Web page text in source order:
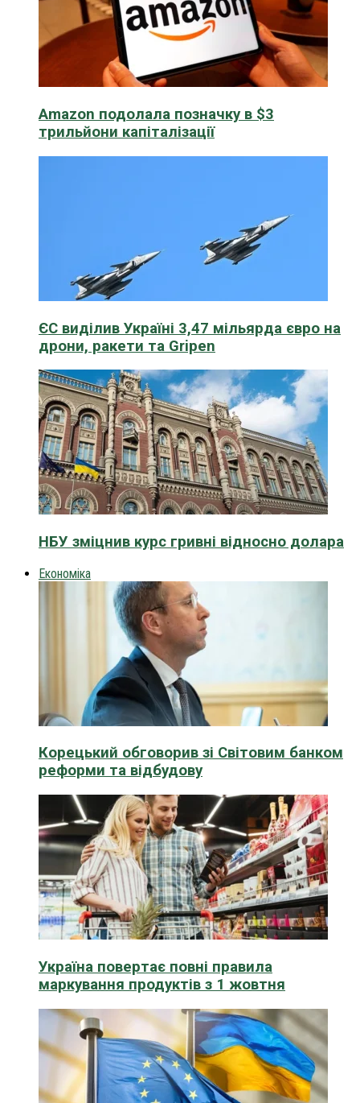
Amazon подолала позначку в $3
трильйони капіталізації
ЄС виділив Україні 3,47 мільярда євро на
дрони, ракети та Gripen
НБУ зміцнив курс гривні відносно долара
Економіка
Корецький обговорив зі Світовим банком
реформи та відбудову
Україна повертає повні правила
маркування продуктів з 1 жовтня